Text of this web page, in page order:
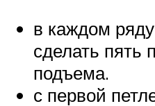
в каждом
сделать пять
подъема.
с первой